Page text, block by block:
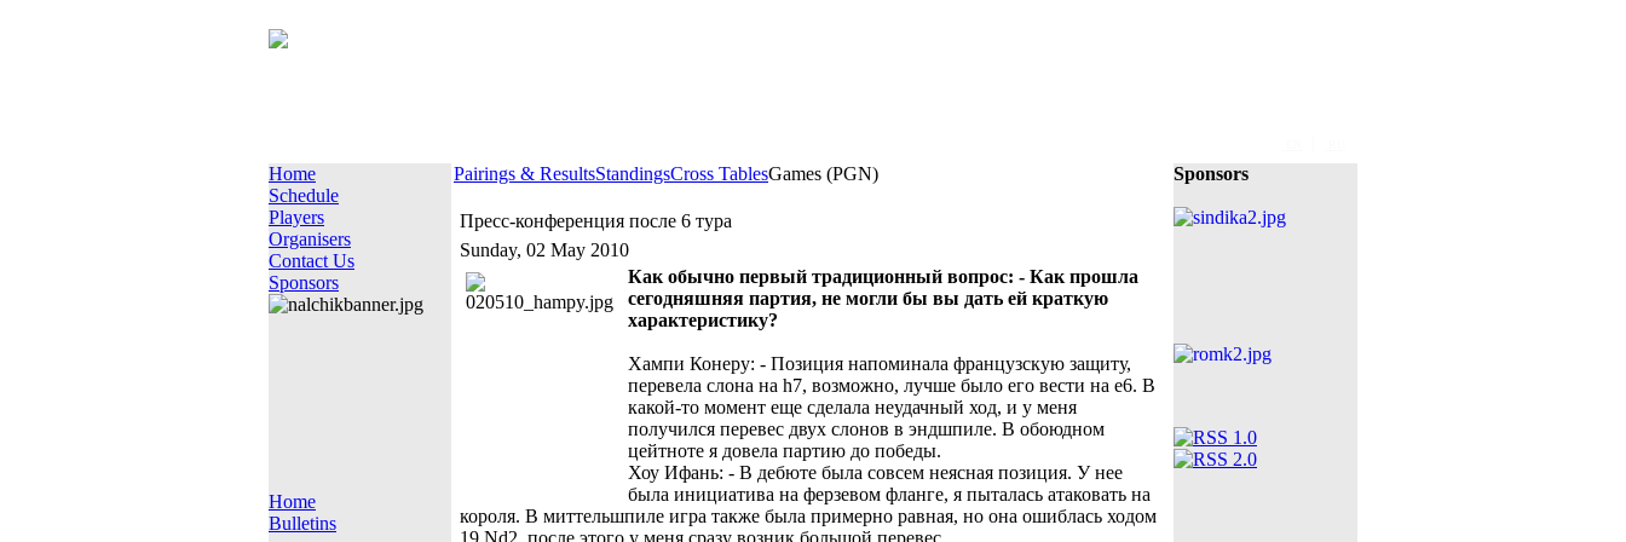
Home
Schedule
Players
Organisers
Contact Us
Sponsors
Home
Bulletins
Pairings & ResultsStandingsCross TablesGames (PGN)
Пресс-конференция после 6 тура
Sunday, 02 May 2010
Как обычно первый традиционный вопрос: - Как прошла
сегодняшняя партия, не могли бы вы дать ей краткую
характеристику?
Хампи Конеру: - Позиция напоминала французскую защиту,
перевела слона на h7, возможно, лучше было его вести на e6. В
какой-то момент еще сделала неудачный ход, и у меня
получился перевес двух слонов в эндшпиле. В обоюдном
цейтноте я довела партию до победы.
Хоу Ифань: - В дебюте была совсем неясная позиция. У нее
была инициатива на ферзевом фланге, я пыталась атаковать на
короля. В миттельшпиле игра также была примерно равная, но она ошиблась ходом
19.Nd2. после этого у меня сразу возник большой перевес.
Sponsors